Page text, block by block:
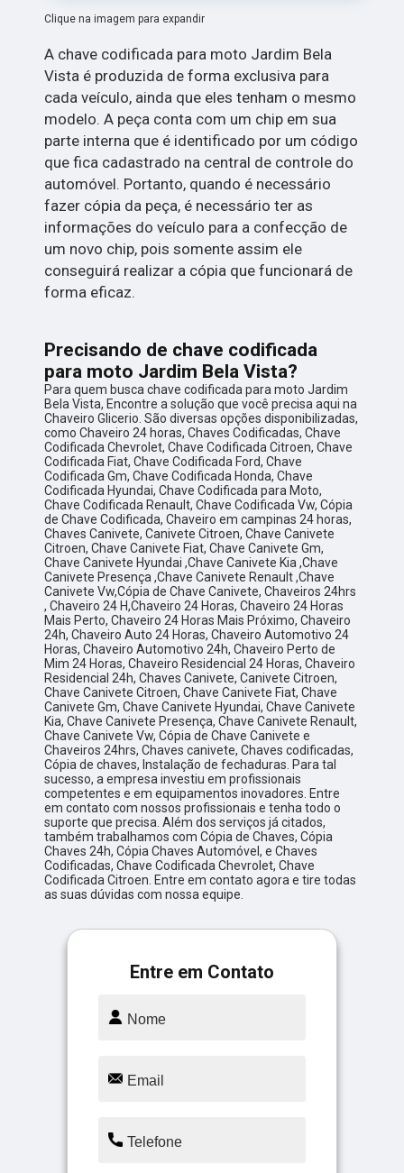
Clique na imagem para expandir
A chave codificada para moto Jardim Bela
Vista é produzida de forma exclusiva para
cada veículo, ainda que eles tenham o mesmo
modelo. A peça conta com um chip em sua
parte interna que é identificado por um código
que fica cadastrado na central de controle do
automóvel. Portanto, quando é necessário
fazer cópia da peça, é necessário ter as
informações do veículo para a confecção de
um novo chip, pois somente assim ele
conseguirá realizar a cópia que funcionará de
forma eficaz.
Precisando de chave codificada
para moto Jardim Bela Vista?
Para quem busca chave codificada para moto Jardim
Bela Vista, Encontre a solução que você precisa aqui na
Chaveiro Glicerio. São diversas opções disponibilizadas,
como Chaveiro 24 horas, Chaves Codificadas, Chave
Codificada Chevrolet, Chave Codificada Citroen, Chave
Codificada Fiat, Chave Codificada Ford, Chave
Codificada Gm, Chave Codificada Honda, Chave
Codificada Hyundai, Chave Codificada para Moto,
Chave Codificada Renault, Chave Codificada Vw, Cópia
de Chave Codificada, Chaveiro em campinas 24 horas,
Chaves Canivete, Canivete Citroen, Chave Canivete
Citroen, Chave Canivete Fiat, Chave Canivete Gm,
Chave Canivete Hyundai ,Chave Canivete Kia ,Chave
Canivete Presença ,Chave Canivete Renault ,Chave
Canivete Vw,Cópia de Chave Canivete, Chaveiros 24hrs
, Chaveiro 24 H,Chaveiro 24 Horas, Chaveiro 24 Horas
Mais Perto, Chaveiro 24 Horas Mais Próximo, Chaveiro
24h, Chaveiro Auto 24 Horas, Chaveiro Automotivo 24
Horas, Chaveiro Automotivo 24h, Chaveiro Perto de
Mim 24 Horas, Chaveiro Residencial 24 Horas, Chaveiro
Residencial 24h, Chaves Canivete, Canivete Citroen,
Chave Canivete Citroen, Chave Canivete Fiat, Chave
Canivete Gm, Chave Canivete Hyundai, Chave Canivete
Kia, Chave Canivete Presença, Chave Canivete Renault,
Chave Canivete Vw, Cópia de Chave Canivete e
Chaveiros 24hrs, Chaves canivete, Chaves codificadas,
Cópia de chaves, Instalação de fechaduras. Para tal
sucesso, a empresa investiu em profissionais
competentes e em equipamentos inovadores. Entre
em contato com nossos profissionais e tenha todo o
suporte que precisa. Além dos serviços já citados,
também trabalhamos com Cópia de Chaves, Cópia
Chaves 24h, Cópia Chaves Automóvel, e Chaves
Codificadas, Chave Codificada Chevrolet, Chave
Codificada Citroen. Entre em contato agora e tire todas
as suas dúvidas com nossa equipe.
Entre em Contato